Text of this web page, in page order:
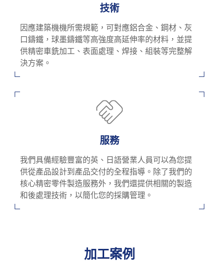
技術
因應建築機機所需規範，可對應鋁合金、鋼材、灰
口鑄鐵，球墨鑄鐵等高強度高延伸率的材料，並提
供精密車銑加工、表面處理、焊接、組裝等完整解
決方案。
服務
我們具備經驗豐富的英、日語營業人員可以為您提
供從產品設計到產品交付的全程指導。除了我們的
核心精密零件製造服務外，我們還提供相關的製造
和後處理技術，以簡化您的採購管理。
加工案例